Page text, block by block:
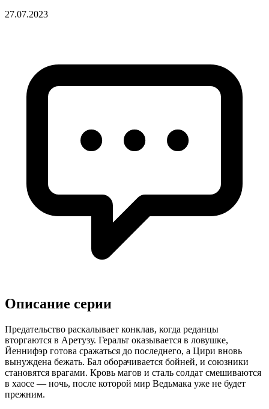
27.07.2023
Описание серии
Предательство раскалывает конклав, когда реданцы
вторгаются в Аретузу. Геральт оказывается в ловушке,
Йеннифэр готова сражаться до последнего, а Цири вновь
вынуждена бежать. Бал оборачивается бойней, и союзники
становятся врагами. Кровь магов и сталь солдат смешиваются
в хаосе — ночь, после которой мир Ведьмака уже не будет
прежним.